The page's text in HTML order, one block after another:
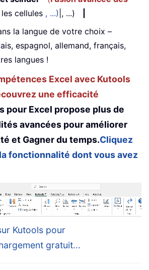
cellules , ...) |, ...)
la langue de votre choix –
espagnol, allemand, français,
langues !
Excel avec Kutools
une efficacité
pour Excel propose plus de
avancées pour améliorer
et Gagner du temps.Cliquez
fonctionnalité dont vous avez
Kutools pour
gratuit...